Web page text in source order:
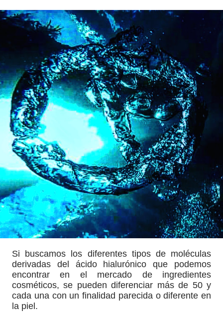
Si buscamos los diferentes tipos de moléculas
derivadas del ácido hialurónico que podemos
encontrar en el mercado de ingredientes
cosméticos, se pueden diferenciar más de 50 y
cada una con un finalidad parecida o diferente en
la piel.